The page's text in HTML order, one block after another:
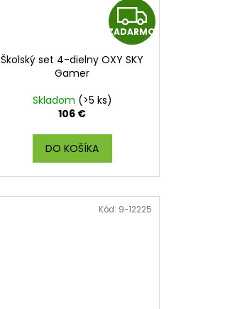
Z
A
O
ZADARMO
Školský set 4-dielny OXY SKY
Gamer
Skladom (>5 ks)
106 €
DO KOŠÍKA
Kód: 9-12225